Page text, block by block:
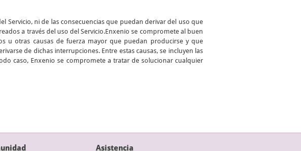
Servicio, ni de las consecuencias que puedan derivar del uso que
a través del uso del Servicio.Enxenio se compromete al buen
u otras causas de fuerza mayor que puedan producirse y que
de dichas interrupciones. Entre estas causas, se incluyen las
caso, Enxenio se compromete a tratar de solucionar cualquier
Asistencia